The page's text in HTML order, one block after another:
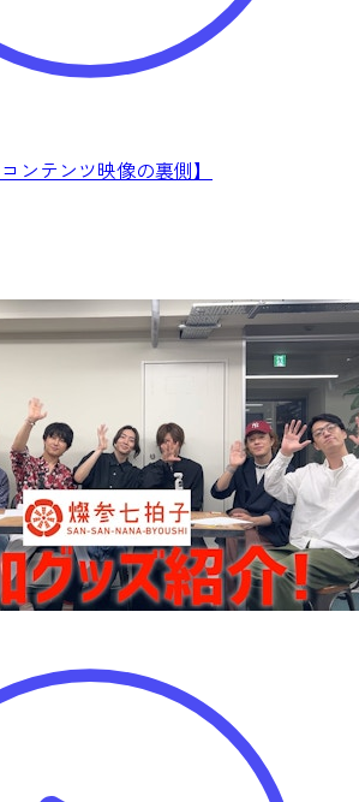
ンテンツ映像の裏側】